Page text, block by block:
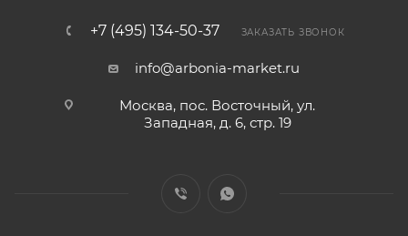
+7 (495) 134-50-37 ЗАКАЗАТЬ ЗВОНОК
info@arbonia-market.ru
Москва, пос. Восточный, ул.
Западная, д. 6, стр. 19